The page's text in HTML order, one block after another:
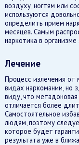
воздуху, ногтям или
используются
определить прием
месяцев. Самым
наркотика в
Лечение
Процесс излечения от
видах наркомании, но
виду, что
отличается более
Самостоятельное
людям, поэтому
которое будет
результата уже в